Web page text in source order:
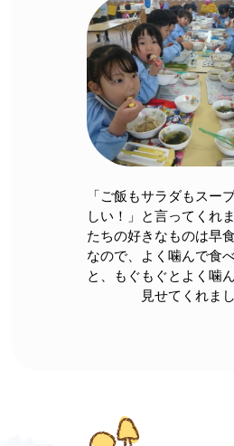
「ご飯もサラダもスー
しい！」と言ってくれ
たちの好きなものは早
なので、よく噛んで食
と、もぐもぐとよく噛
見せてくれま